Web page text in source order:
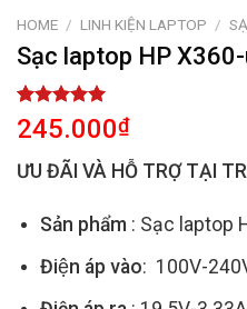
HOME / LINH KIỆN LAPTOP /
Sạc laptop HP
Rated 5.00
out of 5
based on
2
customer
245.000₫
ƯU ĐÃI VÀ HỖ TRỢ TẠI
Sản phẩm : Sạc laptop
Điện áp vào: 100V-